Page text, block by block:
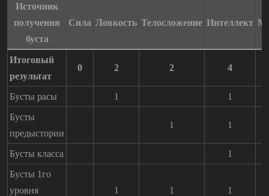
Источник
получения
буста
Сила Ловкость Телосложение Интеллект
Итоговый
результат
0 2 2 4
Бусты расы 1
1
Бусты
предыстории
1 1
Бусты класса
1
Бусты 1го
уровня
1 1 1